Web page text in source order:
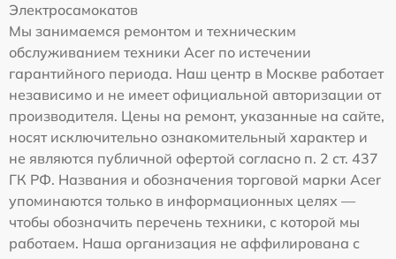
Электросамокатов
Мы занимаемся ремонтом и техническим
обслуживанием техники Acer по истечении
гарантийного периода. Наш центр в Москве работает
независимо и не имеет официальной авторизации от
производителя. Цены на ремонт, указанные на сайте,
носят исключительно ознакомительный характер и
не являются публичной офертой согласно п. 2 ст. 437
ГК РФ. Названия и обозначения торговой марки Acer
упоминаются только в информационных целях —
чтобы обозначить перечень техники, с которой мы
работаем. Наша организация не аффилирована с